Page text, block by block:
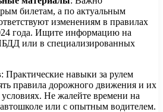
билетам, а по актуальным
изменениям в правилах
года. Ищите информацию на
или в специализированных
: Практические навыки за рулем
правила дорожного движения и их
Не жалейте времени на
автошколе или с опытным водителем.